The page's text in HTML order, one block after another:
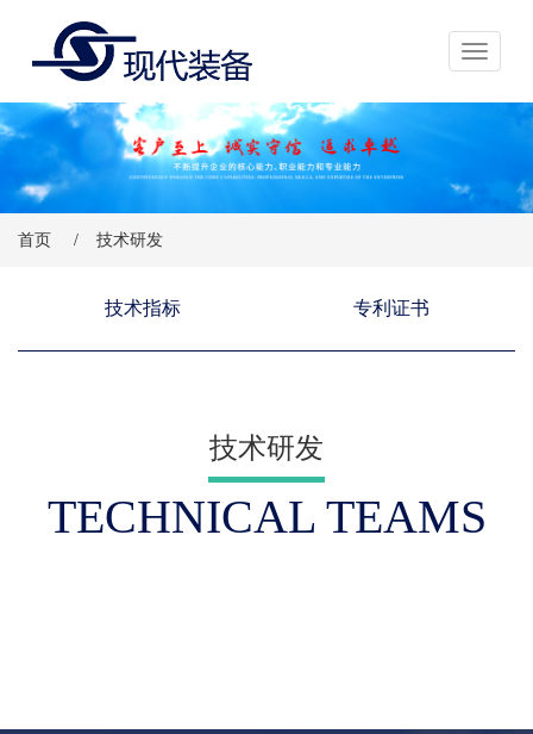
展开导航
首页 / 技术研发
技术指标 专利证书
技术研发
TECHNICAL TEAMS